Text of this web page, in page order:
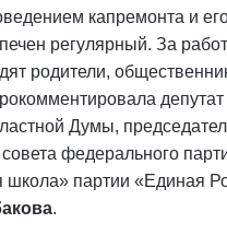
капремонта и
регулярный. За
родители,
депутат
Думы,
федерального
школа» партии «Единая
.